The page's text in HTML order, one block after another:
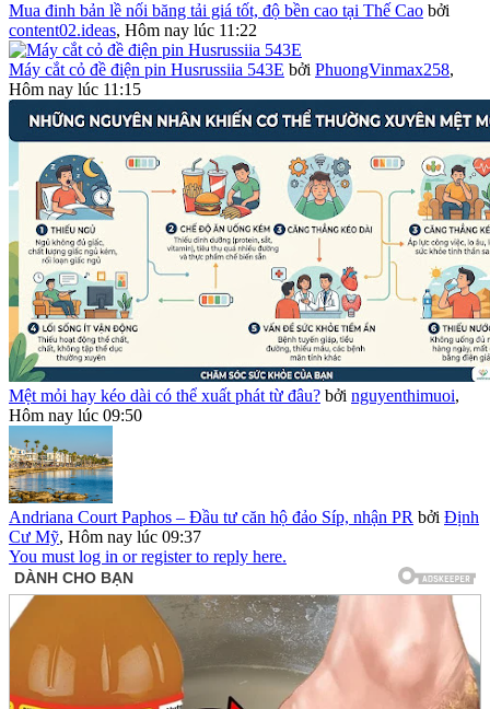
Mua đinh bản lề nối băng tải giá tốt, độ bền cao tại Thế Cao bởi
content02.ideas, Hôm nay lúc 11:22
Máy cắt cỏ đề điện pin Husrussiia 543E bởi PhuongVinmax258,
Hôm nay lúc 11:15
Mệt mỏi hay kéo dài có thể xuất phát từ đâu? bởi nguyenthimuoi,
Hôm nay lúc 09:50
Andriana Court Paphos – Đầu tư căn hộ đảo Síp, nhận PR bởi Định
Cư Mỹ, Hôm nay lúc 09:37
You must log in or register to reply here.